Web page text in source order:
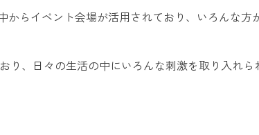
からイベント会場が活用されており、いろんな方
り、日々の生活の中にいろんな刺激を取り入れら